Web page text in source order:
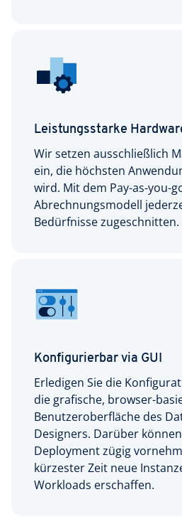
Leistungsstarke
Wir setzen ausschließlich
ein, die höchsten
wird. Mit dem Pay-as-you-
Abrechnungsmodell
Bedürfnisse zugeschnitten.
Konfigurierbar via GUI
Erledigen Sie die
die grafische, browser-
Benutzeroberfläche des
Designers. Darüber
Deployment zügig
kürzester Zeit neue
Workloads erschaffen.